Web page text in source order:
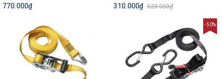
770.000₫ 310.000₫ 620.000₫
- 50%